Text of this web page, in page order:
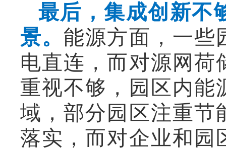
最后，集成创新不
景。 能源方面，一些
电直连，而对源网荷
重视不够，园区内能
域，部分园区注重节
落实，而对企业和园